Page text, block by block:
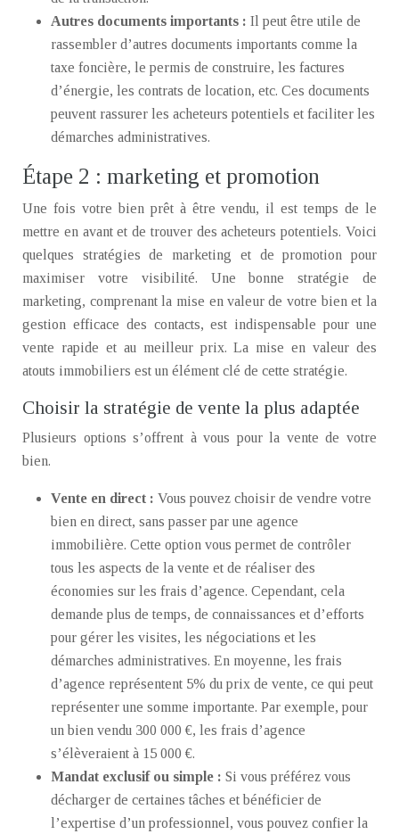
Autres documents importants : Il peut être utile de
rassembler d’autres documents importants comme la
taxe foncière, le permis de construire, les factures
d’énergie, les contrats de location, etc. Ces documents
peuvent rassurer les acheteurs potentiels et faciliter les
démarches administratives.
Étape 2 : marketing et promotion
Une fois votre bien prêt à être vendu, il est temps de le
mettre en avant et de trouver des acheteurs potentiels. Voici
quelques stratégies de marketing et de promotion pour
maximiser votre visibilité. Une bonne stratégie de
marketing, comprenant la mise en valeur de votre bien et la
gestion efficace des contacts, est indispensable pour une
vente rapide et au meilleur prix. La mise en valeur des
atouts immobiliers est un élément clé de cette stratégie.
Choisir la stratégie de vente la plus adaptée
Plusieurs options s’offrent à vous pour la vente de votre
bien.
Vente en direct : Vous pouvez choisir de vendre votre
bien en direct, sans passer par une agence
immobilière. Cette option vous permet de contrôler
tous les aspects de la vente et de réaliser des
économies sur les frais d’agence. Cependant, cela
demande plus de temps, de connaissances et d’efforts
pour gérer les visites, les négociations et les
démarches administratives. En moyenne, les frais
d’agence représentent 5% du prix de vente, ce qui peut
représenter une somme importante. Par exemple, pour
un bien vendu 300 000 €, les frais d’agence
s’élèveraient à 15 000 €.
Mandat exclusif ou simple : Si vous préférez vous
décharger de certaines tâches et bénéficier de
l’expertise d’un professionnel, vous pouvez confier la